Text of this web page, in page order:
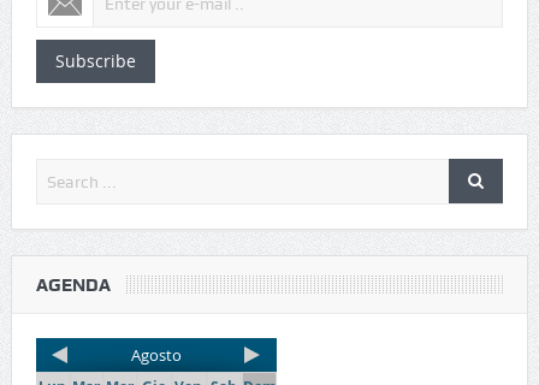
Subscribe
AGENDA
Agosto